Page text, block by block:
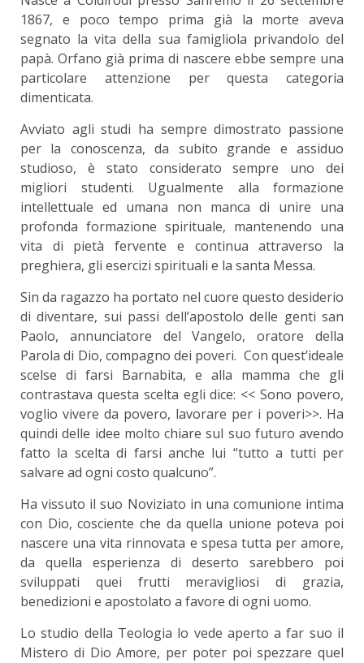
1867, e poco tempo prima già la morte aveva
segnato la vita della sua famigliola privandolo del
papà. Orfano già prima di nascere ebbe sempre una
particolare attenzione per questa categoria
dimenticata.
Avviato agli studi ha sempre dimostrato passione
per la conoscenza, da subito grande e assiduo
studioso, è stato considerato sempre uno dei
migliori studenti. Ugualmente alla formazione
intellettuale ed umana non manca di unire una
profonda formazione spirituale, mantenendo una
vita di pietà fervente e continua attraverso la
preghiera, gli esercizi spirituali e la santa Messa.
Sin da ragazzo ha portato nel cuore questo desiderio
di diventare, sui passi dell’apostolo delle genti san
Paolo, annunciatore del Vangelo, oratore della
Parola di Dio, compagno dei poveri. Con quest’ideale
scelse di farsi Barnabita, e alla mamma che gli
contrastava questa scelta egli dice: << Sono povero,
voglio vivere da povero, lavorare per i poveri>>. Ha
quindi delle idee molto chiare sul suo futuro avendo
fatto la scelta di farsi anche lui “tutto a tutti per
salvare ad ogni costo qualcuno”.
Ha vissuto il suo Noviziato in una comunione intima
con Dio, cosciente che da quella unione poteva poi
nascere una vita rinnovata e spesa tutta per amore,
da quella esperienza di deserto sarebbero poi
sviluppati quei frutti meravigliosi di grazia,
benedizioni e apostolato a favore di ogni uomo.
Lo studio della Teologia lo vede aperto a far suo il
Mistero di Dio Amore, per poter poi spezzare quel